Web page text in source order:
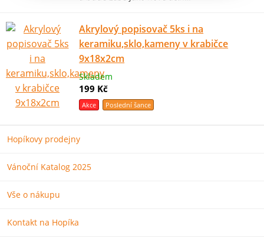
Akrylový popisovač 5ks i na
keramiku,sklo,kameny v krabičce
9x18x2cm
Skladem
199 Kč
Akce Poslední šance
Hopíkovy prodejny
Vánoční Katalog 2025
Vše o nákupu
Kontakt na Hopíka